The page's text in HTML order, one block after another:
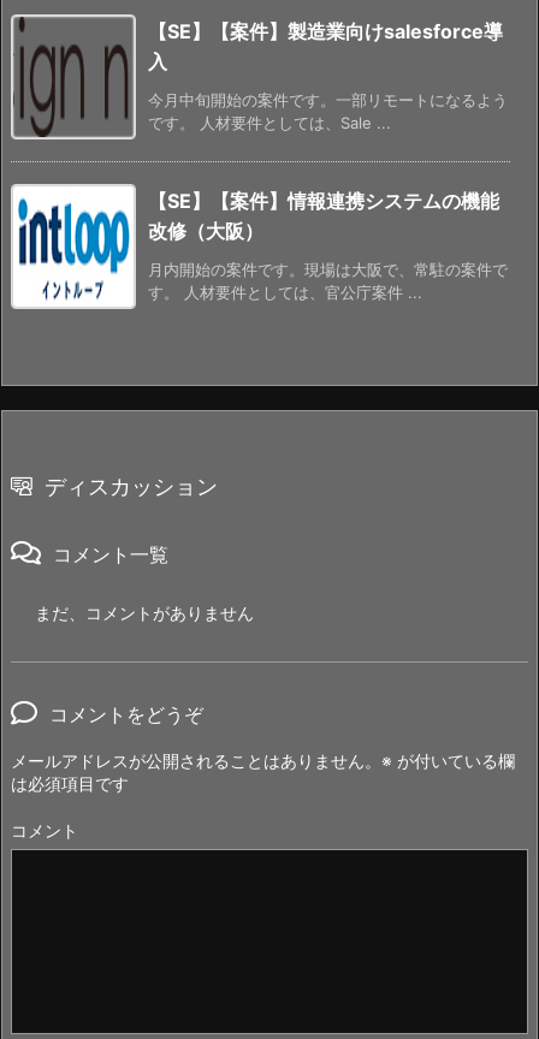
【SE】【案件】製造業向けsalesforce導
入
今月中旬開始の案件です。一部リモートになるよう
です。 人材要件としては、Sale ...
【SE】【案件】情報連携システムの機能
改修（大阪）
月内開始の案件です。現場は大阪で、常駐の案件で
す。 人材要件としては、官公庁案件 ...
ディスカッション
コメント一覧
まだ、コメントがありません
コメントをどうぞ
メールアドレスが公開されることはありません。 ※ が付いている欄
は必須項目です
コメント